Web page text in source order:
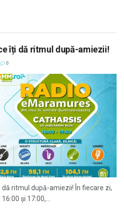
îți dă ritmul după-amiezii!
0
ritmul după-amiezii! În fiecare zi,
și 17:00,...